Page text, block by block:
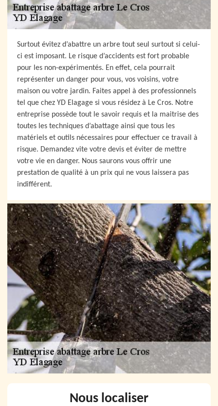
Surtout évitez d’abattre un arbre tout seul surtout si celui-
ci est imposant. Le risque d’accidents est fort probable
pour les non-expérimentés. En effet, cela pourrait
représenter un danger pour vous, vos voisins, votre
maison ou votre jardin. Faites appel à des professionnels
tel que chez YD Elagage si vous résidez à Le Cros. Notre
entreprise possède tout le savoir requis et la maitrise des
toutes les techniques d’abattage ainsi que tous les
matériels et outils nécessaires pour effectuer ce travail à
risque. Demandez vite votre devis et éviter de mettre
votre vie en danger. Nous saurons vous offrir une
prestation de qualité à un prix qui ne vous laissera pas
indifférent.
Nous localiser